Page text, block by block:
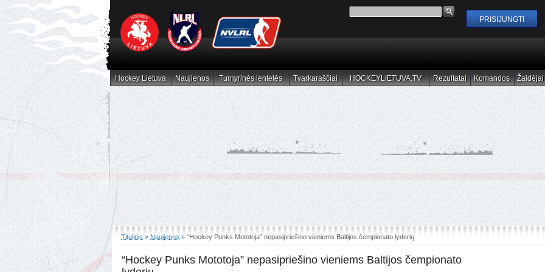
Hockey Lietuva
Hockey Lietuva Naujienos
Naujienos Turnyrinės lentelės
Turnyrinės lentelės Tvarkaraščiai
Tvarkaraščiai HOCKEYLIETUVA.TV
HOCKEYLIETUVA.TV Rezultatai
Rezultatai Komandos
Komandos Žaidėjai
Žaidėjai
Titulinis » Naujienos » “Hockey Punks Mototoja” nepasipriešino vieniems Baltijos čempionato lyderių
“Hockey Punks Mototoja” nepasipriešino vieniems Baltijos čempionato